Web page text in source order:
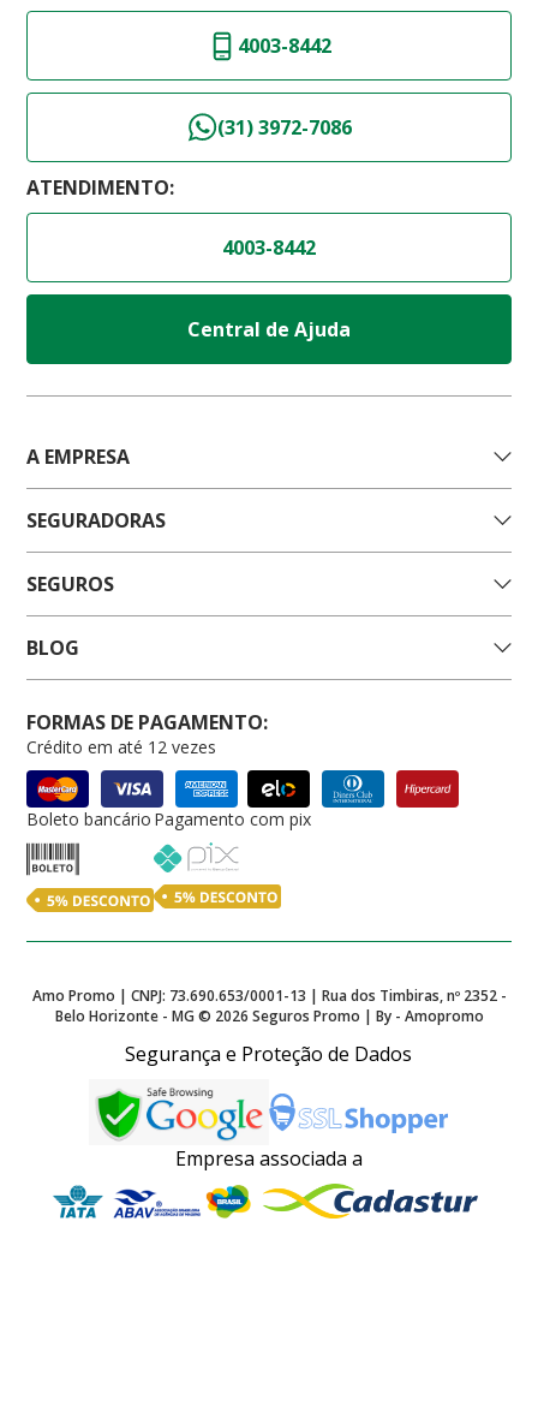
4003-8442
(31) 3972-7086
ATENDIMENTO:
4003-8442
Central de Ajuda
A EMPRESA
SEGURADORAS
SEGUROS
BLOG
FORMAS DE PAGAMENTO:
Crédito em até 12 vezes
Boleto bancário Pagamento com pix
Amo Promo | CNPJ: 73.690.653/0001-13 | Rua dos Timbiras, nº 2352 -
Belo Horizonte - MG © 2026 Seguros Promo | By - Amopromo
Segurança e Proteção de Dados
Empresa associada a